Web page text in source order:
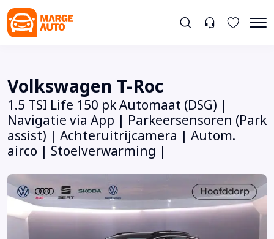
Volkswagen T-Roc
1.5 TSI Life 150 pk Automaat (DSG) |
Navigatie via App | Parkeersensoren (Park
assist) | Achteruitrijcamera | Autom.
airco | Stoelverwarming |